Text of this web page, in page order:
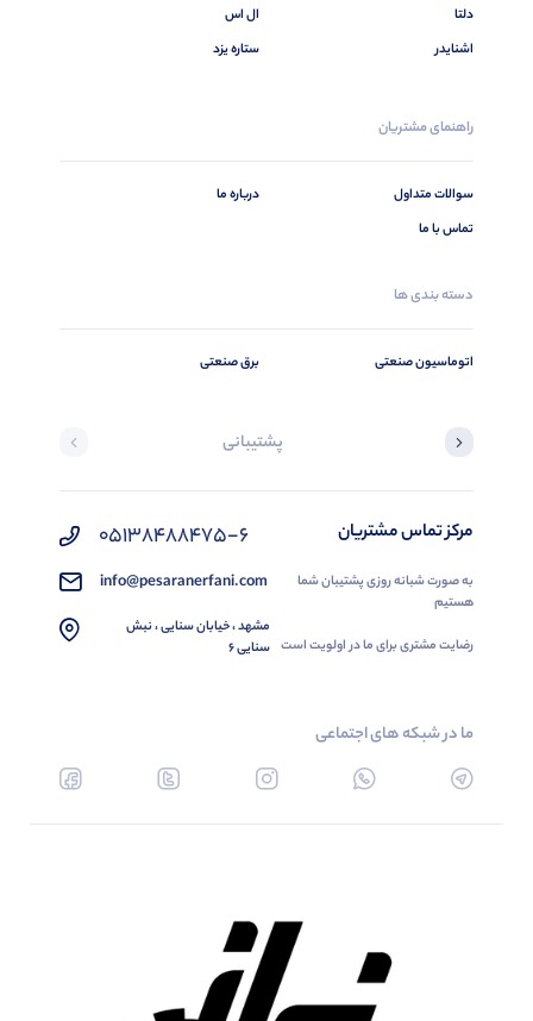
دلتا
اشنایدر
ال اس
ستاره یزد
راهنمای مشتریان
سوالات متداول
تماس با ما
درباره ما
دسته بندی ها
اتوماسیون صنعتی برق صنعتی
پشتیبانی
مرکز تماس مشتریان
به صورت شبانه روزی پشتیبان شما
هستیم
رضایت مشتری برای ما در اولویت است
05138488475-6
info@pesaranerfani.com
مشهد ، خیابان سنایی ، نبش
سنایی 6
ما در شبکه های اجتماعی